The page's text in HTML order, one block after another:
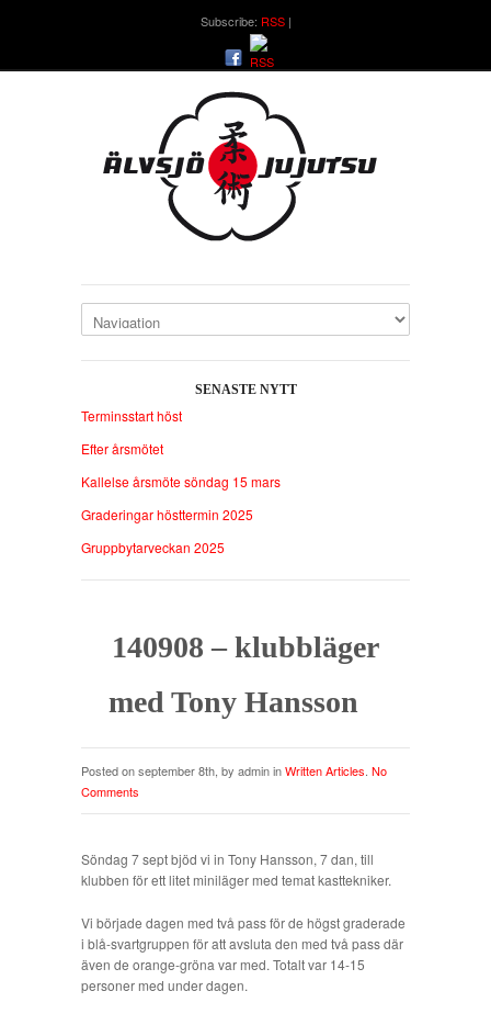
Subscribe: RSS
SENASTE NYTT
Terminsstart höst
Efter årsmötet
Kallelse årsmöte söndag 15 mars
Graderingar hösttermin 2025
Gruppbytarveckan 2025
140908 – klubbläger
med Tony Hansson
Posted on september 8th, by admin inWritten Articles No
Comments
Söndag 7 sept bjöd vi in Tony Hansson, 7 dan, till
klubben för ett litet miniläger med temat kasttekniker.
Vi började dagen med två pass för de högst graderade
i blå-svartgruppen för att avsluta den med två pass där
även de orange-gröna var med. Totalt var 14-15
personer med under dagen.